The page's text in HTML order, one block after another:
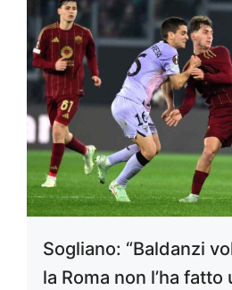
Sogliano: “Baldanzi
la Roma non l’ha fatto